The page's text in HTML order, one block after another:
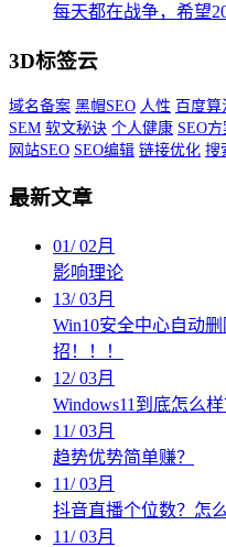
每天都在战争，希望
3D标签云
域名备案 黑帽SEO 人性 百度算
SEM 软文秘诀 个人健康 SEO
网站SEO SEO编辑 链接优化 搜
最新文章
01/02月
影响理论
13/03月
Win10安全中心自动
招！！！
12/03月
Windows11到底怎么
11/03月
趋势优势简单赚？
11/03月
抖音直播个位数？怎
11/03月